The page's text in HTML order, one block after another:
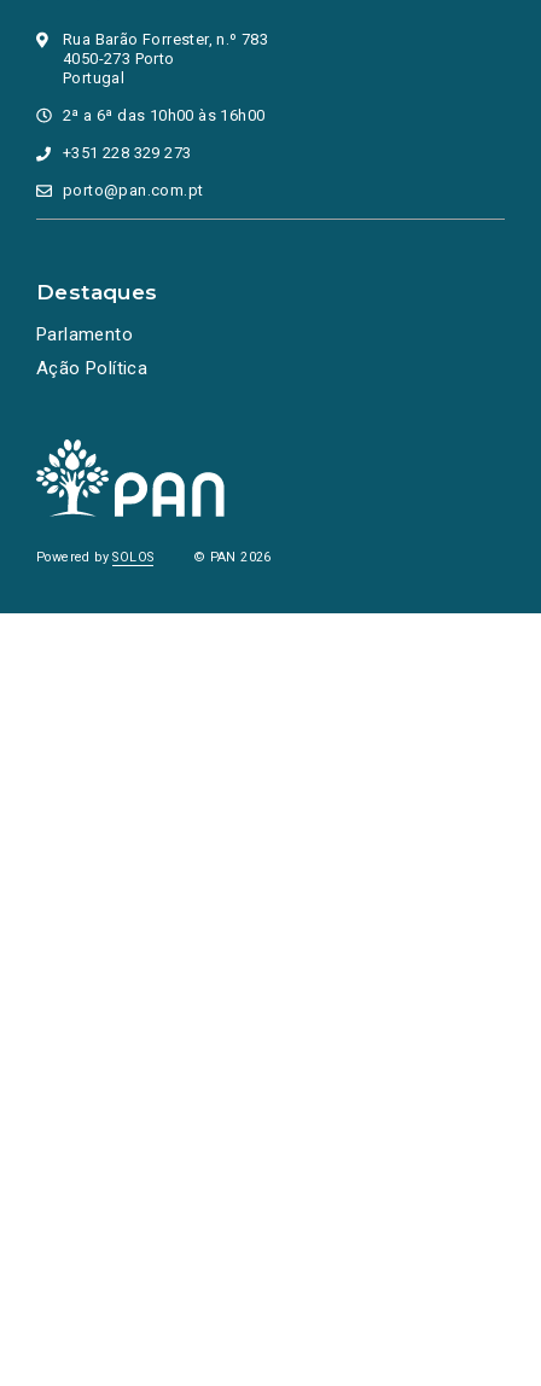
Rua Barão Forrester, n.º 783
4050-273 Porto
Portugal
2ª a 6ª das 10h00 às 16h00
+351 228 329 273
porto@pan.com.pt
Destaques
Parlamento
Ação Política
Powered bySOLOS © PAN 2026